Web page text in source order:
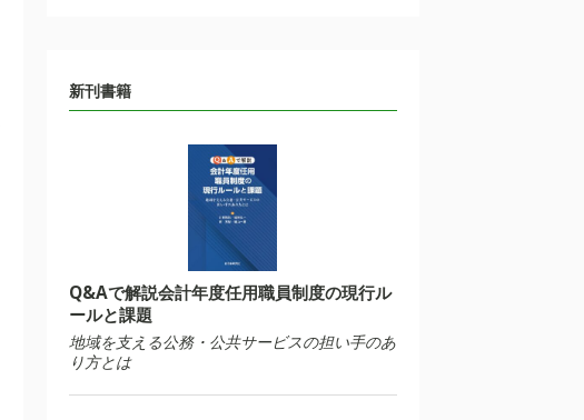
新刊書籍
Q&Aで解説会計年度任用職員制度の現行ル
ールと課題
地域を支える公務・公共サービスの担い手のあ
り方とは